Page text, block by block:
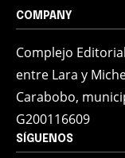
COMPANY
Complejo
entre Lara y
Carabobo,
G200116609
SÍGUENOS